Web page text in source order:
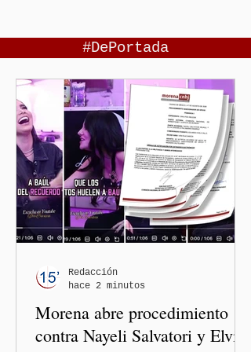
#DePortada
Morena abre procedimiento
contra Nayeli Salvatori y Elvia
Redacción
hace 2 minutos